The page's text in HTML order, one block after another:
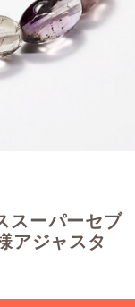
スーパーセブ
アジャスタ